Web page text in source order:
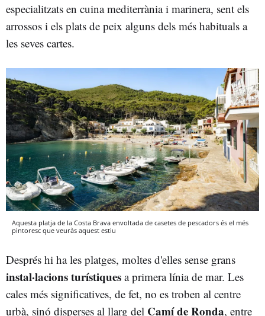
especialitzats en cuina mediterrània i marinera, sent els
arrossos i els plats de peix alguns dels més habituals a
les seves cartes.
Aquesta platja de la Costa Brava envoltada de casetes de pescadors és el més
pintoresc que veuràs aquest estiu
Després hi ha les platges, moltes d'elles sense grans
instal·lacions turístiques a primera línia de mar. Les
cales més significatives, de fet, no es troben al centre
urbà, sinó disperses al llarg del Camí de Ronda, entre